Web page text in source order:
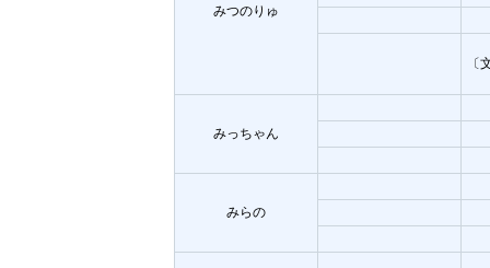
みつのりゅ
〔
みっちゃん
みらの